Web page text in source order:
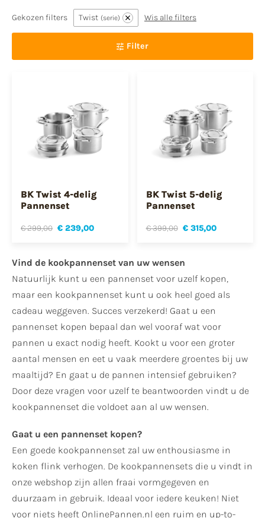
Gekozen filters Twist serie Wis alle filters
Filter
BK Twist 4-delig
Pannenset
€ 299,00 € 239,00
BK Twist 5-delig
Pannenset
€ 399,00 € 315,00
Vind de kookpannenset van uw wensen
Natuurlijk kunt u een pannenset voor uzelf kopen,
maar een kookpannenset kunt u ook heel goed als
cadeau weggeven. Succes verzekerd! Gaat u een
pannenset kopen bepaal dan wel vooraf wat voor
pannen u exact nodig heeft. Kookt u voor een groter
aantal mensen en eet u vaak meerdere groentes bij uw
maaltijd? En gaat u de pannen intensief gebruiken?
Door deze vragen voor uzelf te beantwoorden vindt u de
kookpannenset die voldoet aan al uw wensen.
Gaat u een pannenset kopen?
Een goede kookpannenset zal uw enthousiasme in
koken flink verhogen. De kookpannensets die u vindt in
onze webshop zijn allen fraai vormgegeven en
duurzaam in gebruik. Ideaal voor iedere keuken! Niet
voor niets heeft OnlinePannen.nl een ruim en up-to-